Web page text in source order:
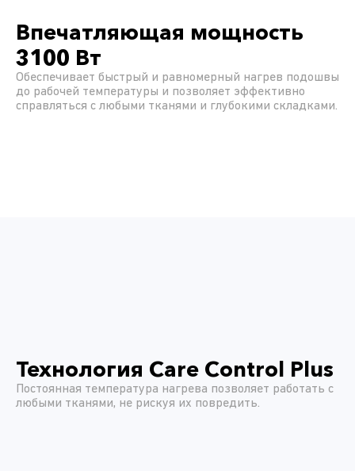
Впечатляющая мощность
3100 Вт
Обеспечивает быстрый и равномерный нагрев подошвы
до рабочей температуры и позволяет эффективно
справляться с любыми тканями и глубокими складками.
Технология Care Control Plus
Постоянная температура нагрева позволяет работать с
любыми тканями, не рискуя их повредить.